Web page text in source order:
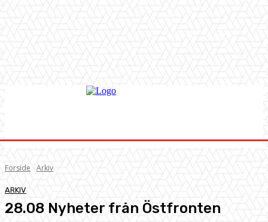
Forside Arkiv
ARKIV
28.08 Nyheter från Östfronten